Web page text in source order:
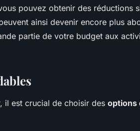
pouvez obtenir des réductions
ainsi devenir encore plus
partie de votre budget aux
il est crucial de choisir des options